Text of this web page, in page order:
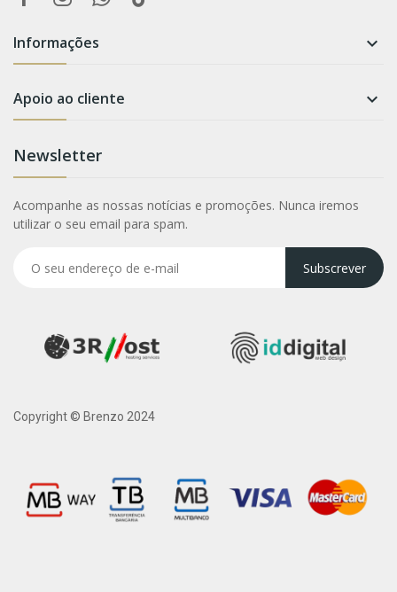
Informações 
Apoio ao cliente 
Newsletter
Acompanhe as nossas notícias e promoções. Nunca iremos
utilizar o seu email para spam.
Subscrever
Copyright © Brenzo 2024